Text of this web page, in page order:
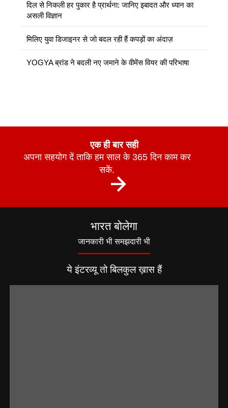
दिल से निकली हर पुकार है प्रार्थना: जानिए इबादत और ध्यान का
असली विज्ञान
मिलिए युवा डिजाइनर से जो बदल रही हैं कपड़ों का अंदाज़
YOGYA ब्रांड ने बदली नए जमाने के वीमेंस वियर की परिभाषा
एक ही बार सही
अपना सहयोग दें ताकि हम साल के 365 दिन काम कर
सकें.
भारत बोलेगा
जानकारी भी समझदारी भी
ये इंटरव्यू तो बिलकुल ख़ास हैं